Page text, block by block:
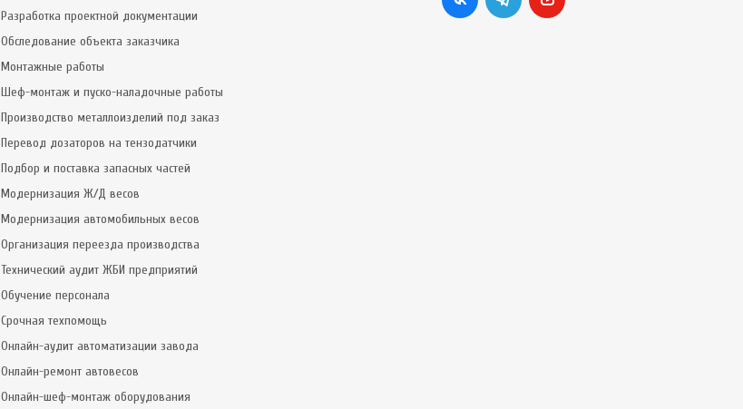
Разработка проектной документации
Обследование объекта заказчика
Монтажные работы
Шеф-монтаж и пуско-наладочные работы
Производство металлоизделий под заказ
Перевод дозаторов на тензодатчики
Подбор и поставка запасных частей
Модернизация Ж/Д весов
Модернизация автомобильных весов
Организация переезда производства
Технический аудит ЖБИ предприятий
Обучение персонала
Срочная техпомощь
Онлайн-аудит автоматизации завода
Онлайн-ремонт автовесов
Онлайн-шеф-монтаж оборудования